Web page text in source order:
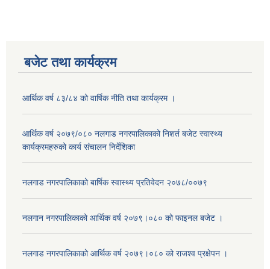
बजेट तथा कार्यक्रम
आर्थिक वर्ष ८३/८४ को वार्षिक नीति तथा कार्यक्रम ।
आर्थिक वर्ष २०७९/०८० नलगाड नगरपालिकाको निशर्त बजेट स्वास्थ्य
कार्यक्रमहरुको कार्य संचालन निर्देशिका
नलगाड नगरपालिकाको बार्षिक स्वास्थ्य प्रतिवेदन २०७८/००७९
नलगान नगरपालिकाको आर्थिक वर्ष २०७९।०८० को फाइनल बजेट ।
नलगाड नगरपालिकाको आर्थिक वर्ष २०७९।०८० को राजश्व प्रक्षेपन ।